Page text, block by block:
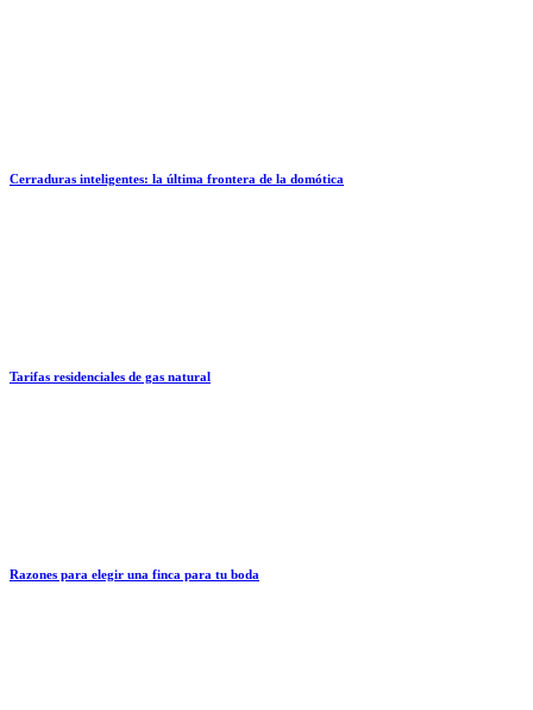
Cerraduras inteligentes: la última frontera de la domótica
Tarifas residenciales de gas natural
Razones para elegir una finca para tu boda